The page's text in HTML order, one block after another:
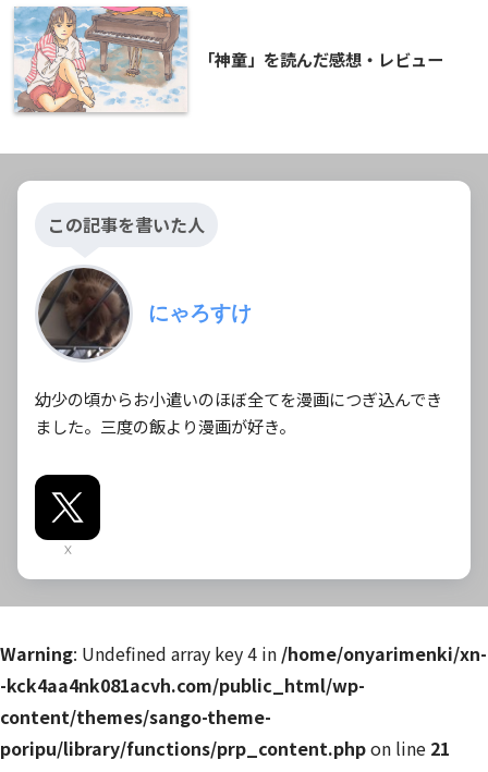
「神童」を読んだ感想・レビュー
この記事を書いた人
にゃろすけ
幼少の頃からお小遣いのほぼ全てを漫画につぎ込んでき
ました。三度の飯より漫画が好き。
X
Warning: Undefined array key 4 in /home/onyarimenki/xn-
-kck4aa4nk081acvh.com/public_html/wp-
content/themes/sango-theme-
poripu/library/functions/prp_content.phpon line 21